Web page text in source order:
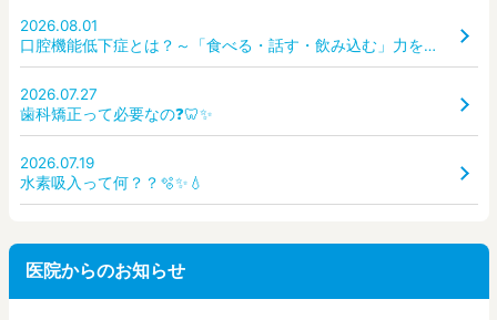
2026.08.01
口腔機能低下症とは？～「食べる・話す・飲み込む」力を守るために～
2026.07.27
歯科矯正って必要なの❓🦷✨
2026.07.19
水素吸入って何？？🫧✨💧
医院からのお知らせ